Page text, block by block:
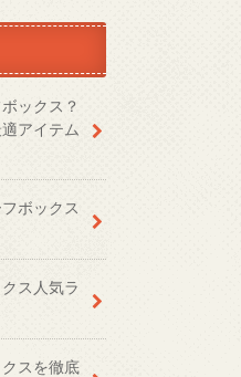
ックス？
アイテム
ボックス
ス人気ラ
スを徹底